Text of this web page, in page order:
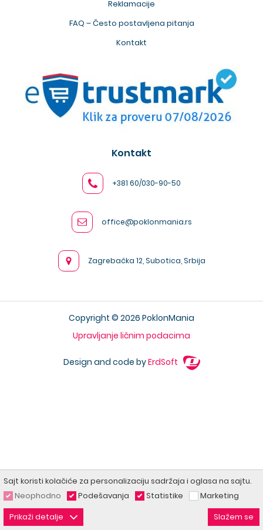
Reklamacije
FAQ – Često postavljena pitanja
Kontakt
Kontakt
+381 60/030-90-50
office@poklonmania.rs
Zagrebačka 12, Subotica, Srbija
Copyright © 2026 PoklonMania
Upravljanje ličnim podacima
Design and code byErdSoft
Sajt koristi kolačiće za personalizaciju sadržaja i oglasa na sajtu.
Neophodno
Podešavanja Statistike
Marketing
Prikaži detalje
Slažem se